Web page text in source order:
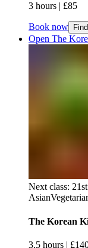
3 hours​​​​‌ ‍ ​‍​‍‌‍ ‌ ​‍‌‍‍‌‌‍‌ ‌‍‍‌‌‍ ‍​‍​‍​ ‍‍​‍​‍‌ ​ ‌‍​‌‌‍ ‍‌‍‍‌‌ ‌​‌ ‍‌​‍ ‍‌‍‍‌‌‍ ​‍​‍​‍ ​​‍​‍‌‍‍​‌ ​‍‌‍‌‌‌‍‌‍​‍​‍​ ‍‍​‍​‍‌‍‍​‌ ‌​‌ ‌​‌ ​​‌ ​ ​ ‍‍​‍ ​‍ ‌‍ ​​‍ ‌‌‍​‌‌‍ ‍‌‍‌​​‍ ‌‌ ​‍​‍ ‌‌‍‍​‌‍ ‌ ‌​‌‍‌‌‌‍ ​‌ ​ ​‍ ‌‌ ​ ‌ ‌​‌ ‌‌‌‍‌​‌‍‍‌‌‍ ​‍ ‍‌ ‌‍‌‍‌‌‌ ​‍‌‍​ ‌‍‌‌‌‍ ​​‍ ‍‌‍​‌‌ ​​‌ ​​​‍ ‌‍‍‌‌‍ ‍‌ ‌​‌‍‌‌‌‍ ‍‌ ‌​​‍ ‌‍‌‌‌‍‌​‌‍‍‌‌ ‌​​‍ ‌‍ ‌‌‍ ‌‍‌​‌‍‌‌​ ‌‌ ​​‌ ​‍‌‍‌‌‌ ​ ‌‍‌‌‌‍ ‍‌ ‌​‌‍​‌‌ ‌​‌‍‍‌‌‍ ‌‍ ‍​ ‍ ‌‍‍‌‌‍‌​​ ‌​ ‍‌​ ​ ​ ‍​​ ​‌​ ‌‍‌‍​‌‌‍‌​‌‍​ ​‍ ‌​ ‍‌​ ‍‌‌‍‌​​ ‍​​‍ ‌​ ‌​​ ​‌​ ‍‌​ ​‌​‍ ‌​ ‍​​ ‌‌‌‍‌‌​ ​​​‍ ‌​ ​‌​ ‍​​ ‍‌​ ‌‌‌‍‌​‌‍‌‌​ ‍​‌‍‌‌​ ​​​ ‌‍​ ‍​​ ​​​ ‍ ‌ ‌​‌ ‍‌‌ ​​‌‍‌‌​ ‌‌‍‍​‌‍ ‌ ‌​‌‍‌‌‌‍ ​‌​​ ‌‍ ​‌‍​‌‌ ​ ‌ ​ ​ ‍ ‌ ​​‌‍​‌‌ ‌​‌‍‍​​ ‌‌ ‌​‌‍‍‌‌‍ ‌‌‍‌‌​ ‌‍​‍‌‍​‌‌ ​ ‌‍‌‌‌‌‌‌‌ ​‍‌‍ ​​ ‌‌‍‍​‌ ‌​‌ ‌​‌ ​​‌ ​ ​‍‌‌​ ​ ‌​​‌​‍‌‌​ ​‍‌​‌‍​‍‌‌​ ​‍‌​‌‍‌‍ ​​‍ ‌‌‍​‌‌‍ ‍‌‍‌​​‍ ‌‌ ​‍​‍ ‌‌‍‍​‌‍ ‌ ‌​‌‍‌‌‌‍ ​‌ ​ ​‍ ‌‌ ​ ‌ ‌​‌ ‌‌‌‍‌​‌‍‍‌‌‍ ​‍ ‍‌ ‌‍‌‍‌‌‌ ​‍‌‍​ ‌‍‌‌‌‍ ​​‍ ‍‌‍​‌‌ ​​‌ ​​​‍‌‍‌‍‍‌‌‍‌​​ ‌​ ‍‌​ ​ ​ ‍​​ ​‌​ ‌‍‌‍​‌‌‍‌​‌‍​ ​‍ ‌​ ‍‌​ ‍‌‌‍‌​​ ‍​​‍ ‌​ ‌​​ ​‌​ ‍‌​ ​‌​‍ ‌​ ‍​​ ‌‌‌‍‌‌​ ​​​‍ ‌​ ​‌​ ‍​​ ‍‌​ ‌‌‌‍‌​‌‍‌‌​ ‍​‌‍‌‌​ ​​​ ‌‍​ ‍​​ ​​​‍‌‍‌ ‌​‌ ‍‌‌ ​​‌‍‌‌​ ‌‌‍‍​‌‍ ‌ ‌​‌‍‌‌‌‍ ​‌​​ ‌‍ ​‌‍​‌‌ ​ ‌ ​ ​‍‌‍‌ ​​‌‍​‌‌ ‌​‌‍‍​​ ‌‌ ‌​‌‍‍‌‌‍ ‌‌‍‌‌​‍‌‍‌ ​​‌‍‌‌‌ ​‍‌ ​ ‌ ​​‌‍‌‌‌‍​ ‌ ‌​‌‍‍‌‌ ‌‍‌‍‌‌​ ‌‌ ​​‌ ‌‌‌‍​‍‌‍ ​‌‍‍‌‌ ​ ‌‍‍​‌‍‌‌‌‍‌​​‍​‍‌ ‌ | £85​​​​‌ ‍ ​‍​‍‌‍ ‌ ​‍‌‍‍‌‌‍‌ ‌‍‍‌‌‍ ‍​‍​‍​ ‍‍​‍​‍‌ ​ ‌‍​‌‌‍ ‍‌‍‍‌‌ ‌​‌ ‍‌​‍ ‍‌‍‍‌‌‍ ​‍​‍​‍ ​​‍​‍‌‍‍​‌ ​‍‌‍‌‌‌‍‌‍​‍​‍​ ‍‍​‍​‍‌‍‍​‌ ‌​‌ ‌​‌ ​​‌ ​ ​ ‍‍​‍ ​‍ ‌‍ ​​‍ ‌‌‍​‌‌‍ ‍‌‍‌​​‍ ‌‌ ​‍​‍ ‌‌‍‍​‌‍ ‌ ‌​‌‍‌‌‌‍ ​‌ ​ ​‍ ‌‌ ​ ‌ ‌​‌ ‌‌‌‍‌​‌‍‍‌‌‍ ​‍ ‍‌ ‌‍‌‍‌‌‌ ​‍‌‍​ ‌‍‌‌‌‍ ​​‍ ‍‌‍​‌‌ ​​‌ ​​​‍ ‌‍‍‌‌‍ ‍‌ ‌​‌‍‌‌‌‍ ‍‌ ‌​​‍ ‌‍‌‌‌‍‌​‌‍‍‌‌ ‌​​‍ ‌‍ ‌‌‍ ‌‍‌​‌‍‌‌​ ‌‌ ​​‌ ​‍‌‍‌‌‌ ​ ‌‍‌‌‌‍ ‍‌ ‌​‌‍​‌‌ ‌​‌‍‍‌‌‍ ‌‍ ‍​ ‍ ‌‍‍‌‌‍‌​​ ‌​ ‍‌​ ​ ​ ‍​​ ​‌​ ‌‍‌‍​‌‌‍‌​‌‍​ ​‍ ‌​ ‍‌​ ‍‌‌‍‌​​ ‍​​‍ ‌​ ‌​​ ​‌​ ‍‌​ ​‌​‍ ‌​ ‍​​ ‌‌‌‍‌‌​ ​​​‍ ‌​ ​‌​ ‍​​ ‍‌​ ‌‌‌‍‌​‌‍‌‌​ ‍​‌‍‌‌​ ​​​ ‌‍​ ‍​​ ​​​ ‍ ‌ ‌​‌ ‍‌‌ ​​‌‍‌‌​ ‌‌‍‍​‌‍ ‌ ‌​‌‍‌‌‌‍ ​‌​​ ‌‍ ​‌‍​‌‌ ​ ‌ ​ ​ ‍ ‌ ​​‌‍​‌‌ ‌​‌‍‍​​ ‌‌ ​​‌ ​‍‌‍‍‌‌‍​ ‌‍‌‌​ ‌‍​‍‌‍​‌‌ ​ ‌‍‌‌‌‌‌‌‌ ​‍‌‍ ​​ ‌‌‍‍​‌ ‌​‌ ‌​‌ ​​‌ ​ ​‍‌‌​ ​ ‌​​‌​‍‌‌​ ​‍‌​‌‍​‍‌‌​ ​‍‌​‌‍‌‍ ​​‍ ‌‌‍​‌‌‍ ‍‌‍‌​​‍ ‌‌ ​‍​‍ ‌‌‍‍​‌‍ ‌ ‌​‌‍‌‌‌‍ ​‌ ​ ​‍ ‌‌ ​ ‌ ‌​‌ ‌‌‌‍‌​‌‍‍‌‌‍ ​‍ ‍‌ ‌‍‌‍‌‌‌ ​‍‌‍​ ‌‍‌‌‌‍ ​​‍ ‍‌‍​‌‌ ​​‌ ​​​‍‌‍‌‍‍‌‌‍‌​​ ‌​ ‍‌​ ​ ​ ‍​​ ​‌​ ‌‍‌‍​‌‌‍‌​‌‍​ ​‍ ‌​ ‍‌​ ‍‌‌‍‌​​ ‍​​‍ ‌​ ‌​​ ​‌​ ‍‌​ ​‌​‍ ‌​ ‍​​ ‌‌‌‍‌‌​ ​​​‍ ‌​ ​‌​ ‍​​ ‍‌​ ‌‌‌‍‌​‌‍‌‌​ ‍​‌‍‌‌​ ​​​ ‌‍​ ‍​​ ​​​‍‌‍‌ ‌​‌ ‍‌‌ ​​‌‍‌‌​ ‌‌‍‍​‌‍ ‌ ‌​‌‍‌‌‌‍ ​‌​​ ‌‍ ​‌‍​‌‌ ​ ‌ ​ ​‍‌‍‌ ​​‌‍​‌‌ ‌​‌‍‍​​ ‌‌ ​​‌ ​‍‌‍‍‌‌‍​ ‌‍‌‌​‍‌‍‌ ​​‌‍‌‌‌ ​‍‌ ​ ‌ ​​‌‍‌‌‌‍​ ‌ ‌​‌‍‍‌‌ ‌‍‌‍‌‌​ ‌‌ ​​‌ ‌‌‌‍​‍‌‍ ​‌‍‍‌‌ ​ ‌‍‍​‌‍‌‌‌‍‌​​‍​‍‌ ‌
Book now
Open The Korean Kitchen​​​​‌
Next class:
Asian
The Korean Kitchen​​​​‌
3.5 hours​​​​‌ ‍ ​‍​‍‌‍ ‌ ​‍‌‍‍‌‌‍‌ ‌‍‍‌‌‍ ‍​‍​‍​ ‍‍​‍​‍‌ ​ ‌‍​‌‌‍ ‍‌‍‍‌‌ ‌​‌ ‍‌​‍ ‍‌‍‍‌‌‍ ​‍​‍​‍ ​​‍​‍‌‍‍​‌ ​‍‌‍‌‌‌‍‌‍​‍​‍​ ‍‍​‍​‍‌‍‍​‌ ‌​‌ ‌​‌ ​​‌ ​ ​ ‍‍​‍ ​‍ ‌‍ ​​‍ ‌‌‍​‌‌‍ ‍‌‍‌​​‍ ‌‌ ​‍​‍ ‌‌‍‍​‌‍ ‌ ‌​‌‍‌‌‌‍ ​‌ ​ ​‍ ‌‌ ​ ‌ ‌​‌ ‌‌‌‍‌​‌‍‍‌‌‍ ​‍ ‍‌ ‌‍‌‍‌‌‌ ​‍‌‍​ ‌‍‌‌‌‍ ​​‍ ‍‌‍​‌‌ ​​‌ ​​​‍ ‌‍‍‌‌‍ ‍‌ ‌​‌‍‌‌‌‍ ‍‌ ‌​​‍ ‌‍‌‌‌‍‌​‌‍‍‌‌ ‌​​‍ ‌‍ ‌‌‍ ‌‍‌​‌‍‌‌​ ‌‌ ​​‌ ​‍‌‍‌‌‌ ​ ‌‍‌‌‌‍ ‍‌ ‌​‌‍​‌‌ ‌​‌‍‍‌‌‍ ‌‍ ‍​ ‍ ‌‍‍‌‌‍‌​​ ‌​ ‍​​ ​​​ ​ ‌‍‌‌​ ​‌​ ‌​‌‍‌​‌‍​ ​‍ ‌​ ‌‌‌‍‌​​ ‍​‌‍​‌​‍ ‌​ ‌​‌‍‌​‌‍‌​​ ‌‌​‍ ‌​ ‍‌​ ‌‍​ ‌​​ ‌‌​‍ ‌​ ‌​​ ‌ ​ ‌‌‌‍​ ‌‍​‍‌‍​‍​ ‌‌​ ‌‍​ ‍​​ ​‍​ ‍‌‌‍​‌​ ‍ ‌ ‌​‌ ‍‌‌ ​​‌‍‌‌​ ‌‌‍‍​‌‍ ‌ ‌​‌‍‌‌‌‍ ​‌​​ ‌‍ ​‌‍​‌‌ ​ ‌ ​ ​ ‍ ‌ ​​‌‍​‌‌ ‌​‌‍‍​​ ‌‌ ‌​‌‍‍‌‌‍ ‌‌‍‌‌​ ‌‍​‍‌‍​‌‌ ​ ‌‍‌‌‌‌‌‌‌ ​‍‌‍ ​​ ‌‌‍‍​‌ ‌​‌ ‌​‌ ​​‌ ​ ​‍‌‌​ ​ ‌​​‌​‍‌‌​ ​‍‌​‌‍​‍‌‌​ ​‍‌​‌‍‌‍ ​​‍ ‌‌‍​‌‌‍ ‍‌‍‌​​‍ ‌‌ ​‍​‍ ‌‌‍‍​‌‍ ‌ ‌​‌‍‌‌‌‍ ​‌ ​ ​‍ ‌‌ ​ ‌ ‌​‌ ‌‌‌‍‌​‌‍‍‌‌‍ ​‍ ‍‌ ‌‍‌‍‌‌‌ ​‍‌‍​ ‌‍‌‌‌‍ ​​‍ ‍‌‍​‌‌ ​​‌ ​​​‍‌‍‌‍‍‌‌‍‌​​ ‌​ ‍​​ ​​​ ​ ‌‍‌‌​ ​‌​ ‌​‌‍‌​‌‍​ ​‍ ‌​ ‌‌‌‍‌​​ ‍​‌‍​‌​‍ ‌​ ‌​‌‍‌​‌‍‌​​ ‌‌​‍ ‌​ ‍‌​ ‌‍​ ‌​​ ‌‌​‍ ‌​ ‌​​ ‌ ​ ‌‌‌‍​ ‌‍​‍‌‍​‍​ ‌‌​ ‌‍​ ‍​​ ​‍​ ‍‌‌‍​‌​‍‌‍‌ ‌​‌ ‍‌‌ ​​‌‍‌‌​ ‌‌‍‍​‌‍ ‌ ‌​‌‍‌‌‌‍ ​‌​​ ‌‍ ​‌‍​‌‌ ​ ‌ ​ ​‍‌‍‌ ​​‌‍​‌‌ ‌​‌‍‍​​ ‌‌ ‌​‌‍‍‌‌‍ ‌‌‍‌‌​‍‌‍‌ ​​‌‍‌‌‌ ​‍‌ ​ ‌ ​​‌‍‌‌‌‍​ ‌ ‌​‌‍‍‌‌ ‌‍‌‍‌‌​ ‌‌ ​​‌ ‌‌‌‍​‍‌‍ ​‌‍‍‌‌ ​ ‌‍‍​‌‍‌‌‌‍‌​​‍​‍‌ ‌ | £140​​​​‌